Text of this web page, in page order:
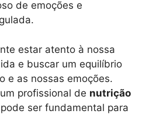
de emoções e
estar atento à nossa
e buscar um equilíbrio
e as nossas emoções.
profissional de nutrição
ser fundamental para